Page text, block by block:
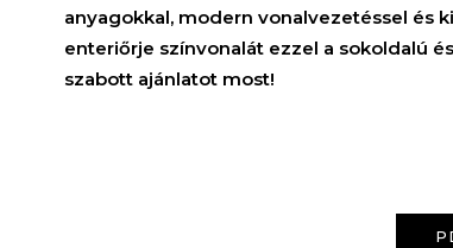
anyagokkal, modern vonalvezetéssel és
enteriőrje színvonalát ezzel a sokoldalú
szabott ajánlatot most!